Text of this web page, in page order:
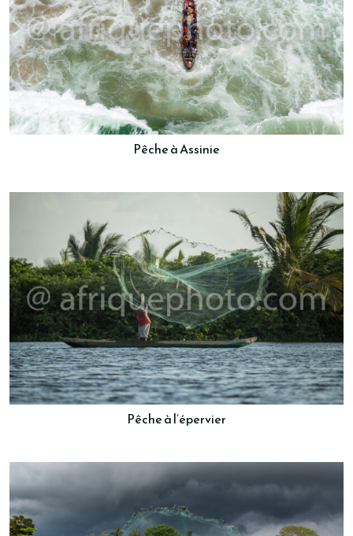
Pêche à Assinie
Pêche à l’épervier